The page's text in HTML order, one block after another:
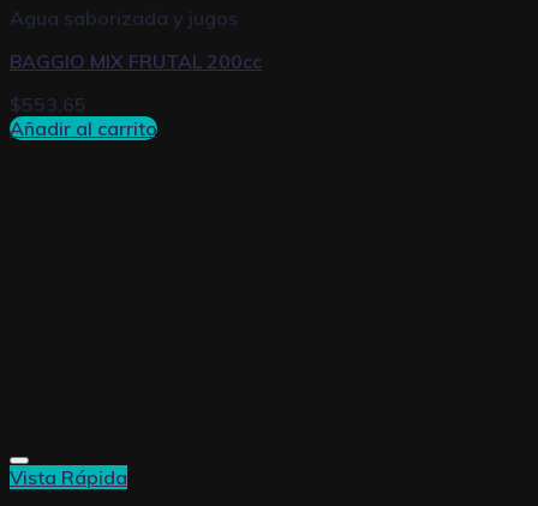
Agua saborizada y jugos
BAGGIO MIX FRUTAL 200cc
$553,65
Añadir al carrito
Vista Rápida